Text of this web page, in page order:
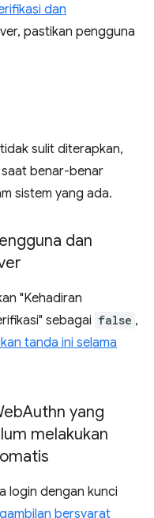
dan
pastikan pengguna
sulit diterapkan,
benar-benar
sistem yang ada.
dan
"Kehadiran
sebagai false ,
tanda ini selama
Authn yang
melakukan
login dengan kunci
bersyarat